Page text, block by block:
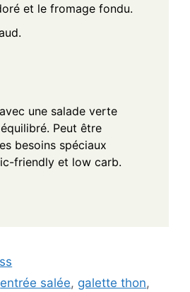
et le fromage fondu.
une salade verte
Peut être
besoins spéciaux
friendly et low carb.
entrée salée, galette thon,